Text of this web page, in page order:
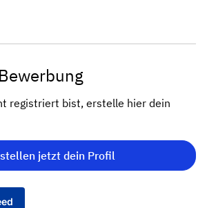
registriert bist, erstelle hier dein
jetzt dein Profil